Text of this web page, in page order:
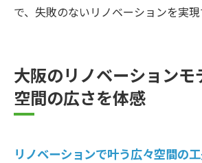
で、失敗のないリノベーションを実現
大阪のリノベーションモ
空間の広さを体感
リノベーションで叶う広々空間の